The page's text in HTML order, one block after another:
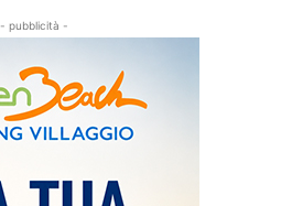
- pubblicità -